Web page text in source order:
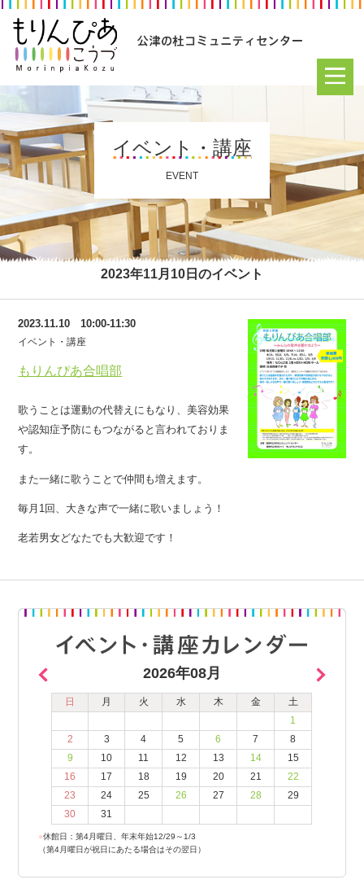
イベント・講座
EVENT
2023年11月10日のイベント
もりんぴあ合唱部
2023.11.10 10:00-11:30
イベント・講座
歌うことは運動の代替えにもなり、美容効果
や認知症予防にもつながると言われておりま
す。
また一緒に歌うことで仲間も増えます。
毎月1回、大きな声で一緒に歌いましょう！
老若男女どなたでも大歓迎です！
2026年08月
日 月 火 水 木 金
土
1
2
3 4 5 6 7
8
9
10 11 12 13 14
15
16
17 18 19 20 21
22
23
24 25 26 27 28
29
30
31
●休館日：第4月曜日、年末年始12/29～1/3
（第4月曜日が祝日にあたる場合はその翌日）